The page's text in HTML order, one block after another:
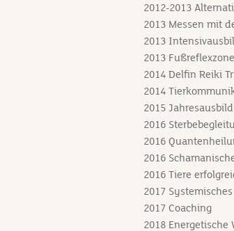
2012-2013
2013 Messen mit
2013
2013
2014 Delfin Reiki
2014
2015
2016
2016
2016
2016 Tiere
2017
2017 Coaching
2018 Energetische